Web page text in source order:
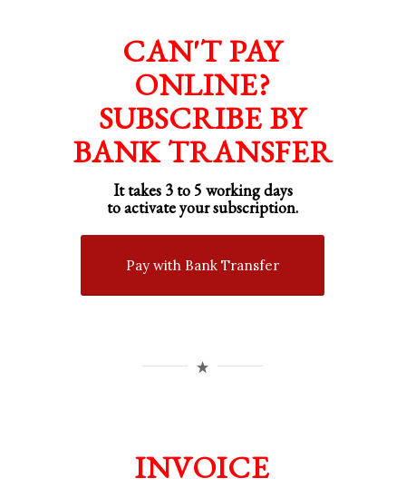
CAN'T PAY
ONLINE?
SUBSCRIBE BY
BANK TRANSFER
It takes 3 to 5 working days
to activate your subscription.
Pay with Bank Transfer
INVOICE